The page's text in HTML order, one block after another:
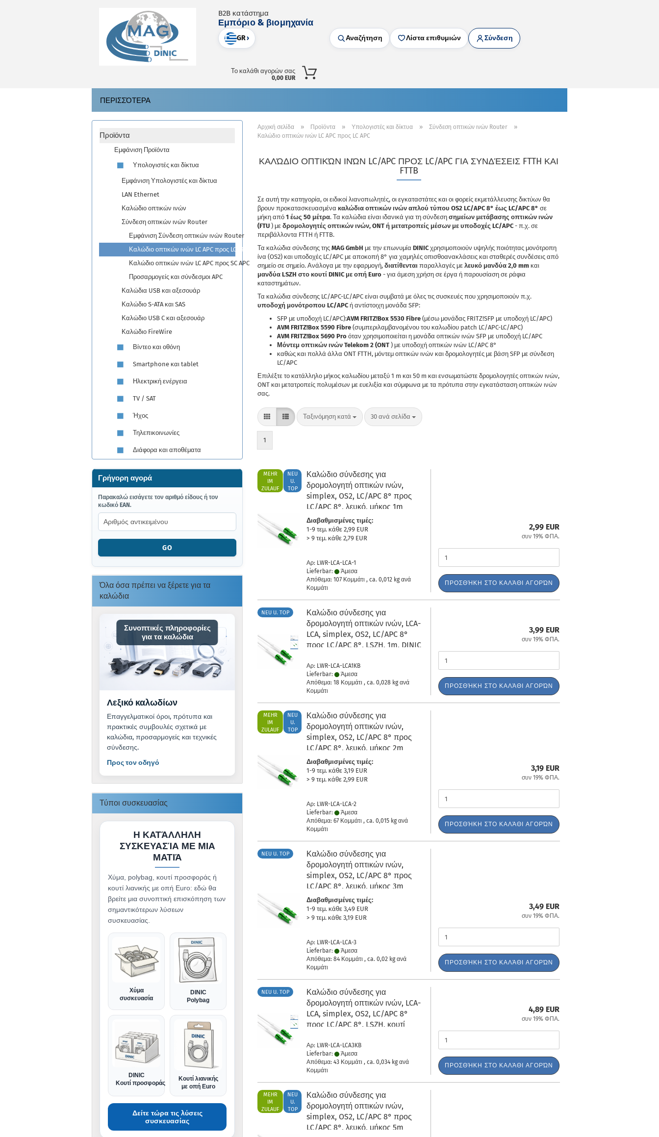
B2B κατάστημα
Εμπόριο & βιομηχανία
GR› Αναζήτηση Λίστα επιθυμιών Σύνδεση
Το καλάθι αγορών σας
0,00 EUR
ΠΕΡΙΣΣΌΤΕΡΑ
Αρχική σελίδα » Προϊόντα » Υπολογιστές και δίκτυα » Σύνδεση οπτικών ινών Router »
Καλώδιο οπτικών ινών LC APC προς LC APC
ΚΑΛΏΔΙΟ ΟΠΤΙΚΏΝ ΙΝΏΝ LC/APC ΠΡΟΣ LC/APC ΓΙΑ ΣΥΝΔΈΣΕΙΣ FTTH ΚΑΙ
FTTB
Σε αυτή την κατηγορία, οι ειδικοί λιανοπωλητές, οι εγκαταστάτες και οι φορείς εκμετάλλευσης δικτύων θα
βρουν προκατασκευασμένα καλώδια οπτικών ινών απλού τύπου OS2 LC/APC 8° έως LC/APC 8° σε
μήκη από1 έως 50 μέτρα. Τα καλώδια είναι ιδανικά για τη σύνδεσησημείων μετάβασης οπτικών ινών
(FTU ) μεδρομολογητές οπτικών ινών, ONT ή μετατροπείς μέσων με υποδοχές LC/APC - π.χ. σε
περιβάλλοντα FTTH ή FTTB.
Τα καλώδια σύνδεσης τηςMAG GmbH με την επωνυμίαDINIC χρησιμοποιούν υψηλής ποιότητας μονότροπη
ίνα (OS2) και υποδοχές LC/APC με αποκοπή 8° για χαμηλές οπισθοανακλάσεις και σταθερές συνδέσεις από
σημείο σε σημείο. Ανάλογα με την εφαρμογή,διατίθενται παραλλαγές μελευκό μανδύα 2,0 mm και
μανδύα LSZH στο κουτί DINIC με οπή Euro - για άμεση χρήση σε έργα ή παρουσίαση σε ράφια
καταστημάτων.
Τα καλώδια σύνδεσης LC/APC-LC/APC είναι συμβατά με όλες τις συσκευές που χρησιμοποιούν π.χ.
υποδοχή μονότροπου LC/APC ή αντίστοιχη μονάδα SFP:
SFP με υποδοχή LC/APC):AVM FRITZ!Box 5530 Fibre (μέσω μονάδας FRITZ!SFP με υποδοχή LC/APC)
AVM FRITZ!Box 5590 Fibre (συμπεριλαμβανομένου του καλωδίου patch LC/APC-LC/APC)
AVM FRITZ!Box 5690 Pro όταν χρησιμοποιείται η μονάδα οπτικών ινών SFP με υποδοχή LC/APC
Μόντεμ οπτικών ινών Telekom 2 (ONT ) με υποδοχή οπτικών ινών LC/APC 8°
καθώς και πολλά άλλα ONT FTTH, μόντεμ οπτικών ινών και δρομολογητές με βάση SFP με σύνδεση
LC/APC
Επιλέξτε το κατάλληλο μήκος καλωδίου μεταξύ 1 m και 50 m και ενσωματώστε δρομολογητές οπτικών ινών,
ONT και μετατροπείς πολυμέσων με ευελιξία και σύμφωνα με τα πρότυπα στην εγκατάσταση οπτικών ινών
σας.
Ταξινόμηση κατά
Ταξινόμηση κατά 30 ανά σελίδα
ανά σελίδα
1
MEHR
IM
ZULAUF
NEU
U.
TOP
Καλώδιο σύνδεσης για
δρομολογητή οπτικών ινών,
simplex, OS2, LC/APC 8° προς
LC/APC 8°, λευκό, μήκος 1m
Διαβαθμισμένες τιμές:
1-9 τεμ. κάθε 2,99 EUR
> 9 τεμ. κάθε 2,79 EUR
Αρ: LWR-LCA-LCA-1
Lieferbar:
Άμεσα
Απόθεμα: 107 Κομμάτι , ca.0,012 kg ανά
Κομμάτι
2,99 EUR
συν 19% ΦΠΑ.
ΠΡΟΣΘΉΚΗ ΣΤΟ ΚΑΛΆΘΙ ΑΓΟΡΏΝ
NEU U. TOP
Καλώδιο σύνδεσης για
δρομολογητή οπτικών ινών, LCA-
LCA, simplex, OS2, LC/APC 8°
προς LC/APC 8°, LSZH, 1m, DINIC
Αρ: LWR-LCA-LCA1KB
Lieferbar:
Άμεσα
Απόθεμα: 18 Κομμάτι , ca.0,028 kg ανά
Κομμάτι
3,99 EUR
συν 19% ΦΠΑ.
ΠΡΟΣΘΉΚΗ ΣΤΟ ΚΑΛΆΘΙ ΑΓΟΡΏΝ
MEHR
IM
ZULAUF
NEU
U.
TOP
Καλώδιο σύνδεσης για
δρομολογητή οπτικών ινών,
simplex, OS2, LC/APC 8° προς
LC/APC 8°, λευκό, μήκος 2m
Διαβαθμισμένες τιμές:
1-9 τεμ. κάθε 3,19 EUR
> 9 τεμ. κάθε 2,99 EUR
Αρ: LWR-LCA-LCA-2
Lieferbar:
Άμεσα
Απόθεμα: 67 Κομμάτι , ca.0,015 kg ανά
Κομμάτι
3,19 EUR
συν 19% ΦΠΑ.
ΠΡΟΣΘΉΚΗ ΣΤΟ ΚΑΛΆΘΙ ΑΓΟΡΏΝ
NEU U. TOP
Καλώδιο σύνδεσης για
δρομολογητή οπτικών ινών,
simplex, OS2, LC/APC 8° προς
LC/APC 8°, λευκό, μήκος 3m
Διαβαθμισμένες τιμές:
1-9 τεμ. κάθε 3,49 EUR
> 9 τεμ. κάθε 3,19 EUR
Αρ: LWR-LCA-LCA-3
Lieferbar:
Άμεσα
Απόθεμα: 84 Κομμάτι , ca.0,02 kg ανά
Κομμάτι
3,49 EUR
συν 19% ΦΠΑ.
ΠΡΟΣΘΉΚΗ ΣΤΟ ΚΑΛΆΘΙ ΑΓΟΡΏΝ
NEU U. TOP
Καλώδιο σύνδεσης για
δρομολογητή οπτικών ινών, LCA-
LCA, simplex, OS2, LC/APC 8°
προς LC/APC 8°, LSZH, κουτί
Αρ: LWR-LCA-LCA3KB
Lieferbar:
Άμεσα
Απόθεμα: 43 Κομμάτι , ca.0,034 kg ανά
Κομμάτι
4,89 EUR
συν 19% ΦΠΑ.
ΠΡΟΣΘΉΚΗ ΣΤΟ ΚΑΛΆΘΙ ΑΓΟΡΏΝ
MEHR
IM
ZULAUF
NEU
U.
TOP
Καλώδιο σύνδεσης για
δρομολογητή οπτικών ινών,
simplex, OS2, LC/APC 8° προς
LC/APC 8°, λευκό, μήκος 5m
Προϊόντα
Εμφάνιση Προϊόντα
Υπολογιστές και δίκτυα
Εμφάνιση Υπολογιστές και δίκτυα
LAN Ethernet
Καλώδιο οπτικών ινών
Σύνδεση οπτικών ινών Router
Εμφάνιση Σύνδεση οπτικών ινών Router
Καλώδιο οπτικών ινών LC APC προς LC APC
Καλώδιο οπτικών ινών LC APC προς SC APC
Προσαρμογείς και σύνδεσμοι APC
Καλώδια USB και αξεσουάρ
Καλώδιο S-ATA και SAS
Καλώδιο USB C και αξεσουάρ
Καλώδιο FireWire
Βίντεο και οθόνη
Smartphone και tablet
Ηλεκτρική ενέργεια
TV / SAT
Ήχος
Τηλεπικοινωνίες
Διάφορα και αποθέματα
Γρήγορη αγορά
ΠΑΡΑΚΑΛΏ
ΕΙΣΆΓΕΤΕ
ΤΟΝ
ΑΡΙΘΜΌ
ΕΊΔΟΥΣ
Ή
ΚΩΔΙΚΌ
EAN.
Παρακαλώ εισάγετε τον αριθμό είδους ή τον
κωδικό EAN.
GO
Όλα όσα πρέπει να ξέρετε για τα
καλώδια
Συνοπτικές πληροφορίες
για τα καλώδια
Λεξικό καλωδίων
Επαγγελματικοί όροι, πρότυπα και
πρακτικές συμβουλές σχετικά με
καλώδια, προσαρμογείς και τεχνικές
σύνδεσης.
Προς τον οδηγό
Τύποι συσκευασίας
Η ΚΑΤΆΛΛΗΛΗ
ΣΥΣΚΕΥΑΣΊΑ ΜΕ ΜΙΑ
ΜΑΤΙΆ
Χύμα, polybag, κουτί προσφοράς ή
κουτί λιανικής με οπή Euro: εδώ θα
βρείτε μια συνοπτική επισκόπηση των
σημαντικότερων λύσεων
συσκευασίας.
Χύμα
συσκευασία
DINIC
Polybag
DINIC
Κουτί προσφοράς
Κουτί λιανικής
με οπή Euro
Δείτε τώρα τις λύσεις
συσκευασίας